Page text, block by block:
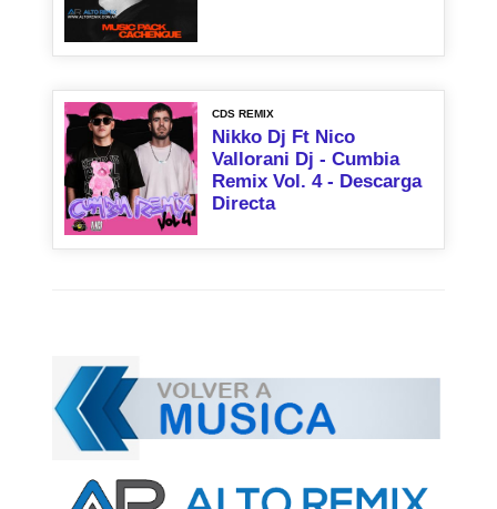
CDS REMIX
Nikko Dj Ft Nico
Vallorani Dj - Cumbia
Remix Vol. 4 - Descarga
Directa